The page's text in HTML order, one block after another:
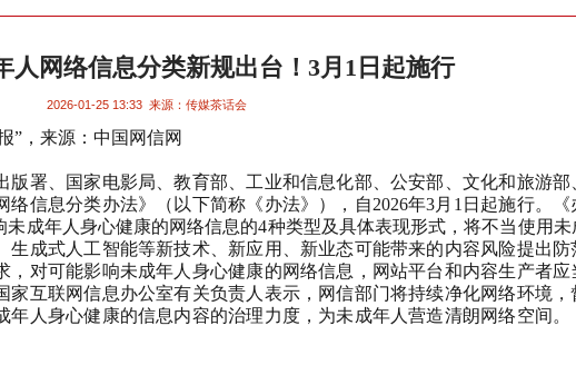
人网络信息分类新规出台！3月1日起施行
2026-01-25 13:33 来源：传媒茶话会
”，来源：中国网信网
署、国家电影局、教育部、工业和信息化部、公安部、文化和旅游部
信息分类办法》（以下简称《办法》），自2026年3月 1 日起施行。
未成年人身心健康的网络信息的4种类型及具体表现形式，将不当使用未
成式人工智能等新技术、新应用、新业态可能带来的内容风险提出防
对可能影响未成年人身心健康的网络信息，网站平台和内容生产者应
互联网信息办公室有关负责人表示，网信部门将持续净化网络环境，
人身心健康的信息内容的治理力度，为未成年人营造清朗网络空间。